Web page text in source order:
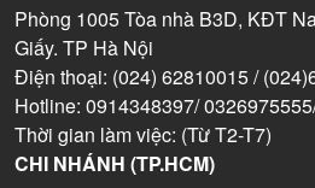
Phòng 1005 Tòa nhà B3D, KĐT
Giấy. TP Hà Nội
Điện thoại: (024) 62810015 /
Hotline: 0914348397/
Thời gian làm việc: (Từ T2-T7)
CHI NHÁNH (TP.HCM)